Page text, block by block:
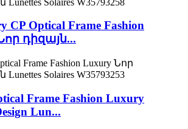
CP Optical Frame Fashion
դիզայն...
Frame Fashion Luxury
Lun...